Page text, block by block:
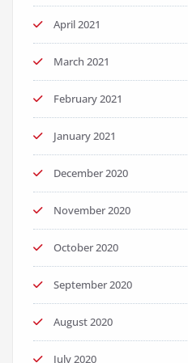
April 2021
March 2021
February 2021
January 2021
December 2020
November 2020
October 2020
September 2020
August 2020
July 2020